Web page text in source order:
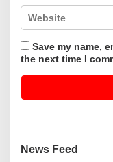
Save my name,
the next time I
News Feed